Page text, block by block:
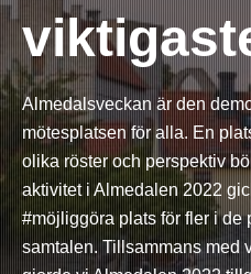
Almedalsveckan är den
mötesplatsen för alla. En
olika röster och perspektiv
aktivitet i Almedalen 2022
#möjliggöra plats för fler i de
samtalen. Tillsammans med